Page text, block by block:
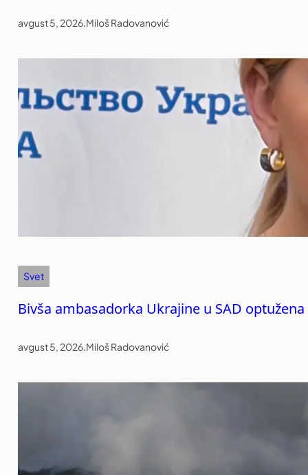
avgust 5, 2026.Miloš Radovanović
Svet
Bivša ambasadorka Ukrajine u SAD
avgust 5, 2026.Miloš Radovanović